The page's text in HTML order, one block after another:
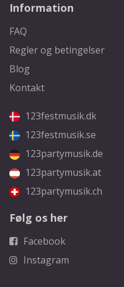
Information
FAQ
Regler og betingelser
Blog
Kontakt
123festmusik.dk
123festmusik.se
123partymusik.de
123partymusik.at
123partymusik.ch
Følg os her
Facebook
Instagram